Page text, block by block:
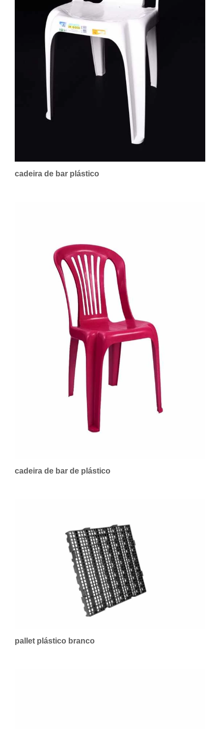
cadeira de bar plástico
cadeira de bar de plástico
pallet plástico branco